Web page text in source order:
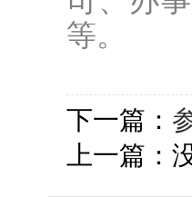
等。
下一篇：
上一篇：